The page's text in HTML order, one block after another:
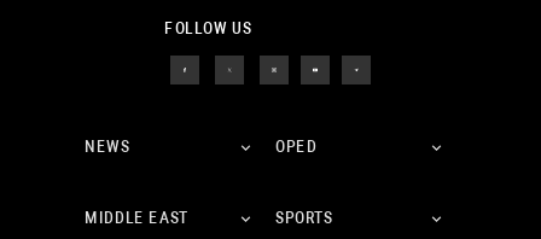
FOLLOW US
NEWS OPED
MIDDLE EAST SPORTS